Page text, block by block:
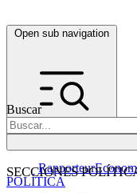
Open sub navigation
Buscar
SECCIONES
Rapporteur
POLÍTICA